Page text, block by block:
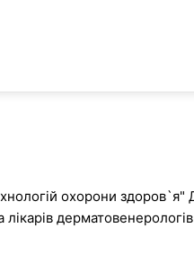
охорони
лікарів